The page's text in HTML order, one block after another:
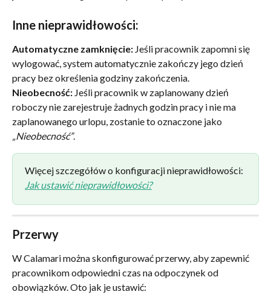
Inne nieprawidłowości:
Automatyczne zamknięcie: Jeśli pracownik zapomni się
wylogować, system automatycznie zakończy jego dzień
pracy bez określenia godziny zakończenia.
Nieobecność: Jeśli pracownik w zaplanowany dzień
roboczy nie zarejestruje żadnych godzin pracy i nie ma
zaplanowanego urlopu, zostanie to oznaczone jako
„Nieobecność”.
Więcej szczegółów o konfiguracji nieprawidłowości:
Jak ustawić nieprawidłowości?
Przerwy
W Calamari można skonfigurować przerwy, aby zapewnić
pracownikom odpowiedni czas na odpoczynek od
obowiązków. Oto jak je ustawić: